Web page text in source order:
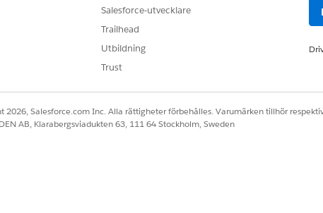
Standardåtgärd
Marketing Cloud: Sammanfatta
Salesforce-utvecklare
Trailhead
Utbildning
Trust
2026, Salesforce.com Inc. Alla rättigheter förbehålles. Varumärken tillhör
AB, Klarabergsviadukten 63, 111 64 Stockholm, Sweden